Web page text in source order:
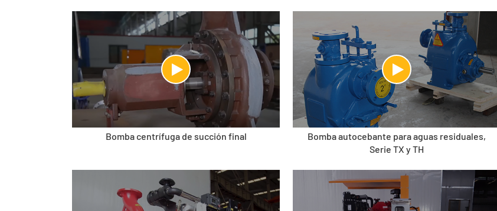
Bomba centrífuga de succión final
Bomba autocebante para aguas residuales,
Serie TX y TH